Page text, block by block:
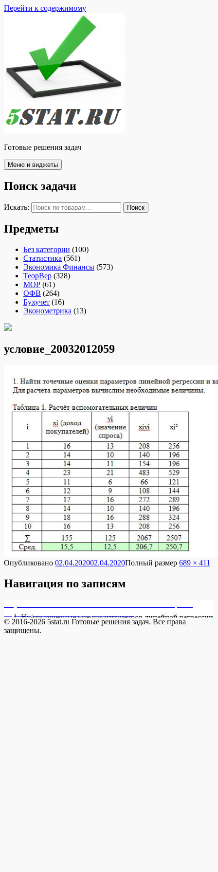
Перейти к содержимому
Готовые решения задач
Меню и виджеты
Поиск задачи
Искать: Поиск
Предметы
Без категории (100)
Статистика (561)
Экономика Финансы (573)
ТеорВер (328)
МОР (61)
ОФВ (264)
Бухучет (16)
Эконометрика (13)
условие_20032012059
Опубликовано 02.04.202002.04.2020Полный размер 689 × 411
Навигация по записям
параметров линейной регрессии и выб
© 2016-2026 5stat.ru Готовые решения задач. Все права
защищены.